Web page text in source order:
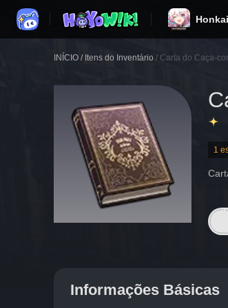
INÍCIO / Itens do Inventário / Carta do Caça-
1
Informações Básicas